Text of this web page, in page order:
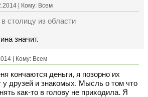
| Кому: Всем
столицу из области
значит.
| Кому: Всем
кончаются деньги, я позорно их
друзей и знакомых. Мысль о том что
как-то в голову не приходила. Я